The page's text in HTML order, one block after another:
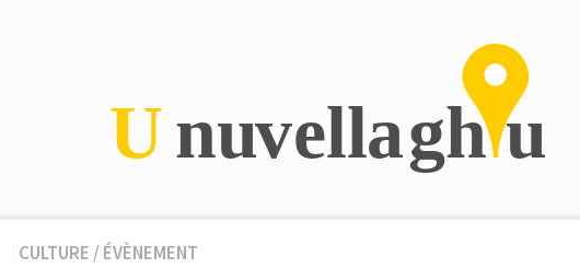
CULTURE /ÉVÈNEMENT